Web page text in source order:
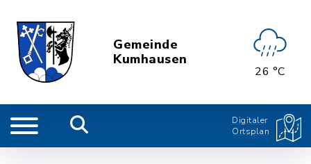
Gemeinde
Kumhausen
26 °C
Digitaler
Ortsplan